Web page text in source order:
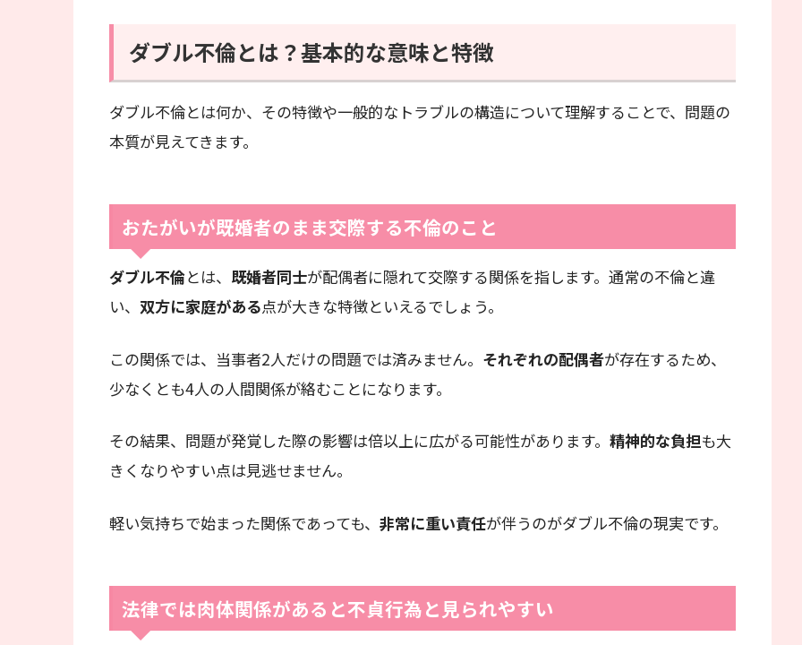
ダブル不倫とは？基本的な意味と特徴
ダブル不倫とは何か、その特徴や一般的なトラブルの構造について理解することで、問題の
本質が見えてきます。
おたがいが既婚者のまま交際する不倫のこと
ダブル不倫とは、 既婚者同士が配偶者に隠れて交際する関係を指します。通常の不倫と違
い、 双方に家庭がある点が大きな特徴といえるでしょう。
この関係では、当事者2人だけの問題では済みません。 それぞれの配偶者が存在するため、
少なくとも4人の人間関係が絡むことになります。
その結果、問題が発覚した際の影響は倍以上に広がる可能性があります。 精神的な負担も大
きくなりやすい点は見逃せません。
軽い気持ちで始まった関係であっても、 非常に重い責任が伴うのがダブル不倫の現実です。
法律では肉体関係があると不貞行為と見られやすい